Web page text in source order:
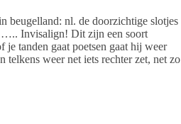
beugelland: nl. de doorzichtige slotjes
Invisalign! Dit zijn een soort
tanden gaat poetsen gaat hij weer
weer net iets rechter zet, net zo